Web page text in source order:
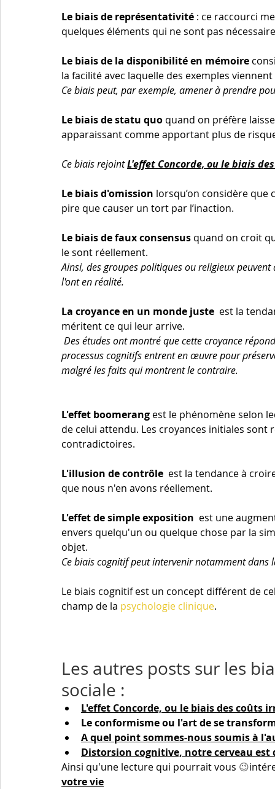
Le biais de représentativité : ce raccourci
quelques éléments qui ne sont pas
Le biais de la disponibilité en mémoire
la facilité avec laquelle des exemples
Ce biais peut, par exemple, amener à prendre
Le biais de statu quo quand on préfère
apparaissant comme apportant plus de
Ce biais rejoint L'effet Concorde, ou le biais
Le biais d'omission lorsqu’on considère
pire que causer un tort par l’inaction.
Le biais de faux consensus quand on croit
le sont réellement.
Ainsi, des groupes politiques ou religieux
l'ont en réalité.
La croyance en un monde juste est la
méritent ce qui leur arrive.
processus cognitifs entrent en œuvre pour
malgré les faits qui montrent le contraire.
L'effet boomerang est le phénomène selon
de celui attendu. Les croyances initiales
contradictoires.
L'illusion de contrôle est la tendance à
que nous n'en avons réellement.
L'effet de simple exposition est une
envers quelqu'un ou quelque chose par la
objet.
Ce biais cognitif peut intervenir notamment dans
Le biais cognitif est un concept différent de
champ de la psychologie clinique.
Les autres posts sur les
sociale :
L'effet Concorde, ou le biais des coûts
Le conformisme ou l'art de se
A quel point sommes-nous soumis à
Distorsion cognitive, notre cerveau est
Ainsi qu'une lecture qui pourrait vous 😉
votre vie